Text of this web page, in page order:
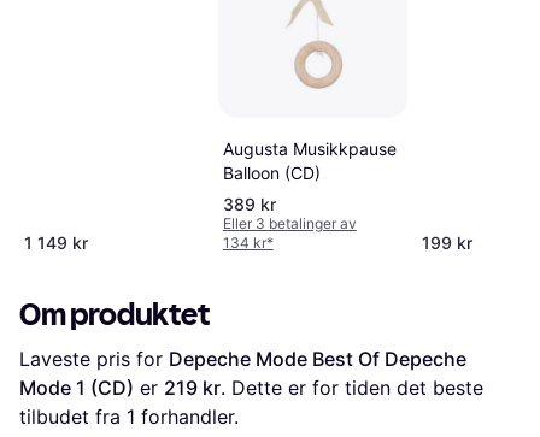
1 149 kr
Augusta Musikkpause
Balloon (CD)
389 kr
Eller 3 betalinger av
134 kr* 199 kr
Om produktet
Laveste pris for Depeche Mode Best Of Depeche
Mode 1 (CD) er 219 kr. Dette er for tiden det beste
tilbudet fra 1 forhandler.